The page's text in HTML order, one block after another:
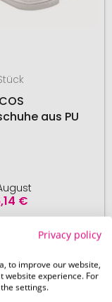
aus PU
€
BESTSELLER
PRODUKTION
# 500.129317
Privacy policy
to improve our website,
website experience. For
settings.